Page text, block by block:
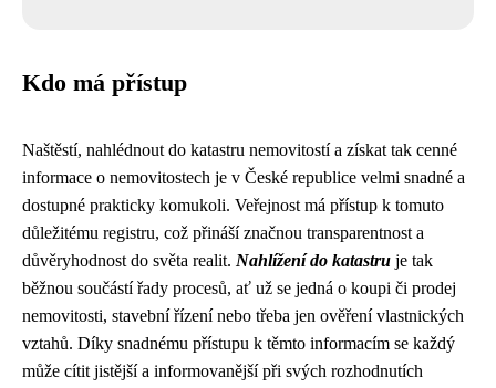
Kdo má přístup
Naštěstí, nahlédnout do katastru nemovitostí a získat tak cenné
informace o nemovitostech je v České republice velmi snadné a
dostupné prakticky komukoli. Veřejnost má přístup k tomuto
důležitému registru, což přináší značnou transparentnost a
důvěryhodnost do světa realit. Nahlížení do katastru je tak
běžnou součástí řady procesů, ať už se jedná o koupi či prodej
nemovitosti, stavební řízení nebo třeba jen ověření vlastnických
vztahů. Díky snadnému přístupu k těmto informacím se každý
může cítit jistější a informovanější při svých rozhodnutích